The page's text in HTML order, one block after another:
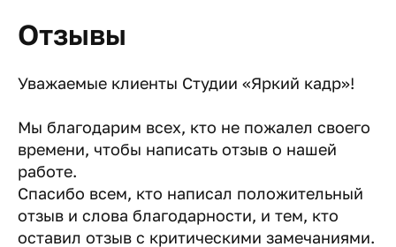
Отзывы
Уважаемые клиенты Студии «Яркий кадр»!
Мы благодарим всех, кто не пожалел своего
времени, чтобы написать отзыв о нашей
работе.
Спасибо всем, кто написал положительный
отзыв и слова благодарности, и тем, кто
оставил отзыв с критическими замечаниями.